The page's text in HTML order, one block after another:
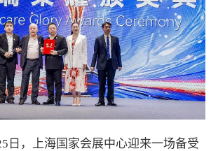
日，上海国家会展中心迎来一场备受